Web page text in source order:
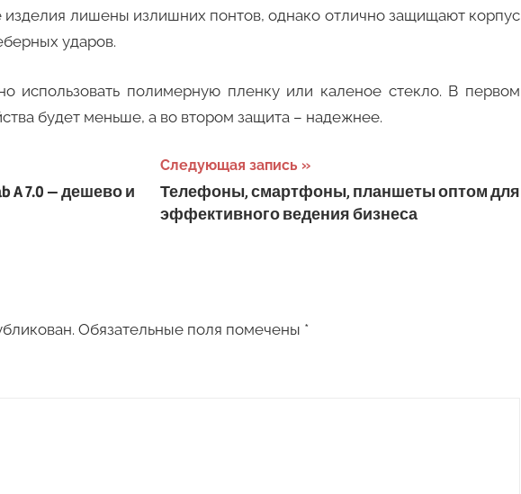
изделия лишены излишних понтов, однако отлично защищают корпус
ударов.
использовать полимерную пленку или каленое стекло. В первом
будет меньше, а во втором защита – надежнее.
A 7.0 — дешево и
Следующая запись
Телефоны, смартфоны, планшеты оптом для
эффективного ведения бизнеса
Обязательные поля помечены *